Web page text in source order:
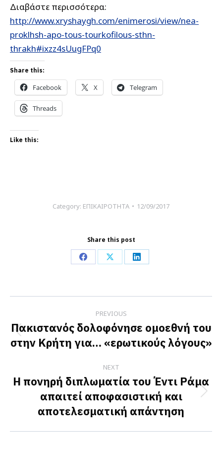
Διαβάστε περισσότερα:
http://www.xryshaygh.com/enimerosi/view/nea-
proklhsh-apo-tous-tourkofilous-sthn-
thrakh#ixzz4sUugFPq0
Share this:
Facebook X Telegram
Threads
Like this:
Category: ΕΠΙΚΑΙΡΟΤΗΤΑ 12/09/2017
Share this post
Share
Facebook
Share
X
Share
LinkedIn
navigation
PREVIOUS
Previous
post:
Πακιστανός δολοφόνησε ομοεθνή του
στην Κρήτη για… «ερωτικούς λόγους»
NEXT
Next
post:
Η πονηρή διπλωματία του Έντι Ράμα
απαιτεί αποφασιστική και
αποτελεσματική απάντηση